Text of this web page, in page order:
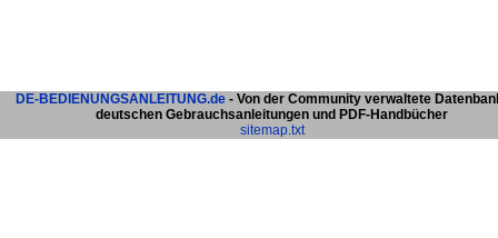
DE-BEDIENUNGSANLEITUNG.de - Von der Community verwaltete
deutschen Gebrauchsanleitungen und PDF-Handbücher
sitemap.txt